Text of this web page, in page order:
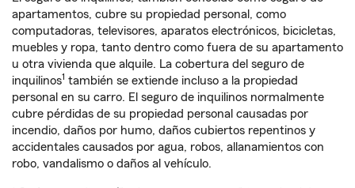
apartamentos, cubre su propiedad personal, como
computadoras, televisores, aparatos electrónicos, bicicletas,
muebles y ropa, tanto dentro como fuera de su apartamento
u otra vivienda que alquile. La cobertura del seguro de
inquilinos1 también se extiende incluso a la propiedad
personal en su carro. El seguro de inquilinos normalmente
cubre pérdidas de su propiedad personal causadas por
incendio, daños por humo, daños cubiertos repentinos y
accidentales causados por agua, robos, allanamientos con
robo, vandalismo o daños al vehículo.